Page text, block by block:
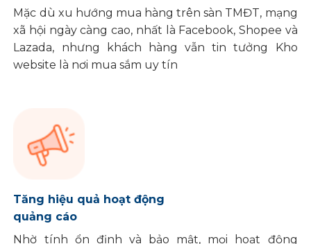
Mặc dù xu hướng mua hàng trên sàn TMĐT, mạng
xã hội ngày càng cao, nhất là Facebook, Shopee và
Lazada, nhưng khách hàng vẫn tin tưởng Kho
website là nơi mua sắm uy tín
Tăng hiệu quả hoạt động
quảng cáo
Nhờ tính ổn định và bảo mật, mọi hoạt động